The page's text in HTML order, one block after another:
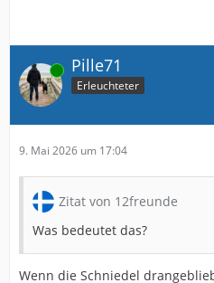
Online Pille71
Erleuchteter
9. Mai 2026 um 17:04
Zitat von 12freunde
Was bedeutet das?
Wenn die Schniedel